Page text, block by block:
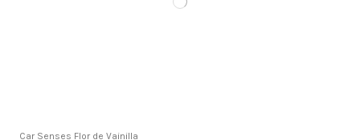
Car Senses Flor de Vainilla